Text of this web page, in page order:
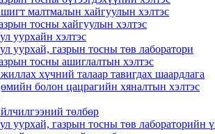
малтмалын хайгуулын хэлтэс
тосны хайгуулын хэлтэс
уурхайн хэлтэс
уурхай, газрын тосны төв лаборатори
тосны ашиглалтын хэлтэс
хүчний талаар тавигдах шаардлага
болон цацрагийн хяналтын хэлтэс
төлбөр
уурхай, газрын тосны төв лабораторийн